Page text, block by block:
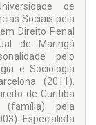
que atormenta
não se tornou
19. Ademais,
e mais
obra dividiu-a
se da
um ao fazer a
de
Sociais pela
Direito Penal
de Maringá
pelo
e Sociologia
(2011).
de Curitiba
(família) pela
Especialista